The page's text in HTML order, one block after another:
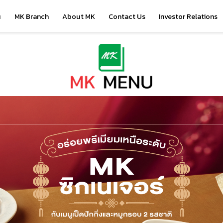
MK Branch About MK Contact Us Investor Relations